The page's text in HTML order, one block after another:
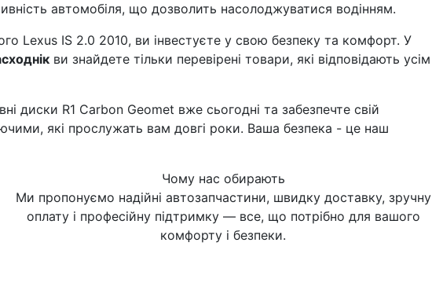
автомобіля, що дозволить насолоджуватися водінням.
Lexus IS 2.0 2010, ви інвестуєте у свою безпеку та комфорт. У
ви знайдете тільки перевірені товари, які відповідають усім
диски R1 Carbon Geomet вже сьогодні та забезпечте свій
які прослужать вам довгі роки. Ваша безпека - це наш
Чому нас обирають
Ми пропонуємо надійні автозапчастини, швидку доставку, зручну
оплату і професійну підтримку — все, що потрібно для вашого
комфорту і безпеки.